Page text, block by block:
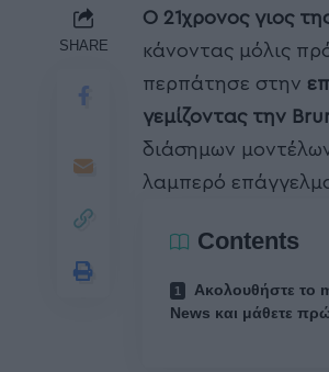
SHARE
Ο 21χρονος γιος
κάνοντας μόλις
περπάτησε στην
γεμίζοντας την
διάσημων
λαμπερό
Contents
Ακολουθήστε το
News και μάθετε